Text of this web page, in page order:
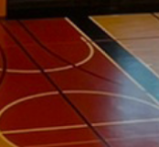
一のバス
05で最高